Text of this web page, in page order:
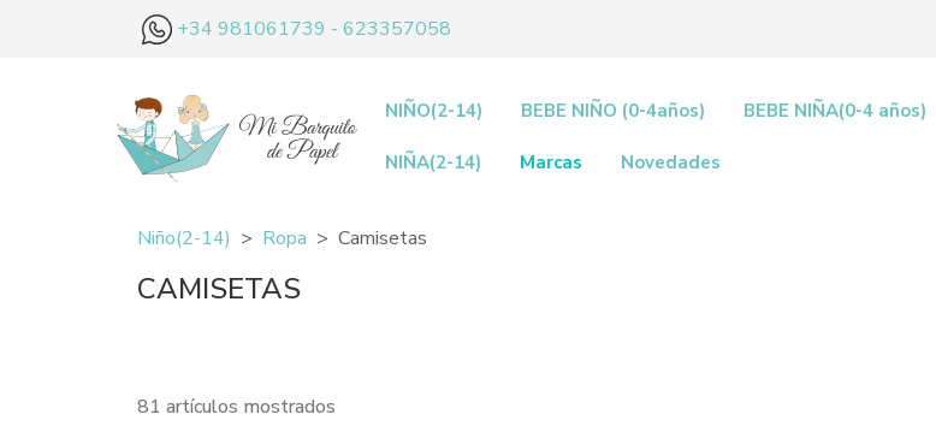
+34 981061739 - 623357058
NIÑO(2-14) BEBE NIÑO (0-4años) BEBE NIÑA(0-4 años)
NIÑA(2-14) Marcas Novedades
Niño(2-14) Ropa Camisetas
CAMISETAS
81 artículos mostrados